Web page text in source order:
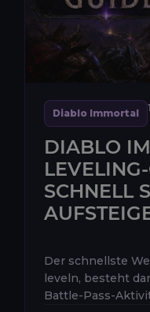
Diablo Immortal
DIABLO
SCHNELL
Der schnellste
leveln, besteht
Battle-Pass-